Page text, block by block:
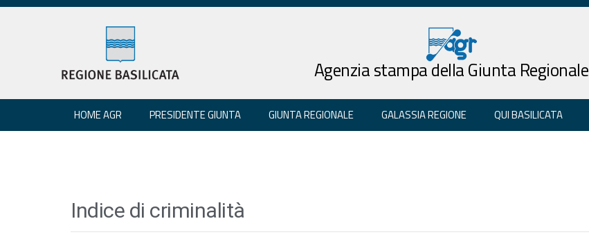
Agenzia stampa della Giunta Regionale
HOME AGR PRESIDENTE GIUNTA GIUNTA REGIONALE GALASSIA REGIONE QUI BASILICATA
Indice di criminalità